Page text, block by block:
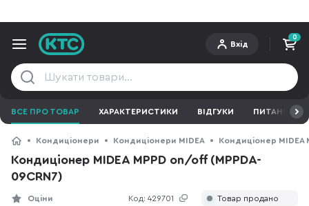
Вхід
0
ВСЕ ПРО ТОВАР ХАРАКТЕРИСТИКИ ВІДГУКИ ПИТАННЯ ТА
Кондиціонери Кондиціонери MIDEA Кондиціонер MIDEA
Кондиціонер MIDEA MPPD on/off (MPPDA-
09CRN7)
Код: 429701
Оціни Товар продано